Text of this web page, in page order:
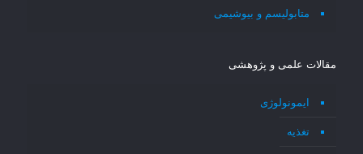
متابولیسم و بیوشیمی
مقالات علمی و پژوهشی
ایمونولوژی
تغذیه